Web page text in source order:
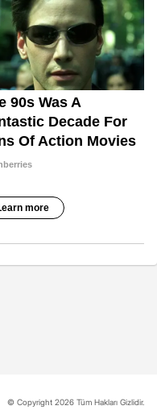
© Copyright 2026 Tüm Hakları Gizlidir.